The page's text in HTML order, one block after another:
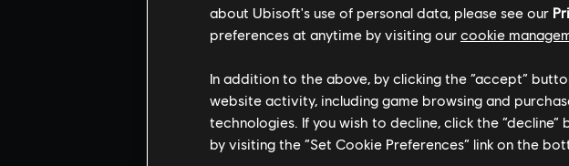
about Ubisoft's use of personal data, please see our
preferences at anytime by visiting our cookie
In addition to the above, by clicking the “accept”
website activity, including game browsing and
technologies. If you wish to decline, click the
by visiting the “Set Cookie Preferences” link on the